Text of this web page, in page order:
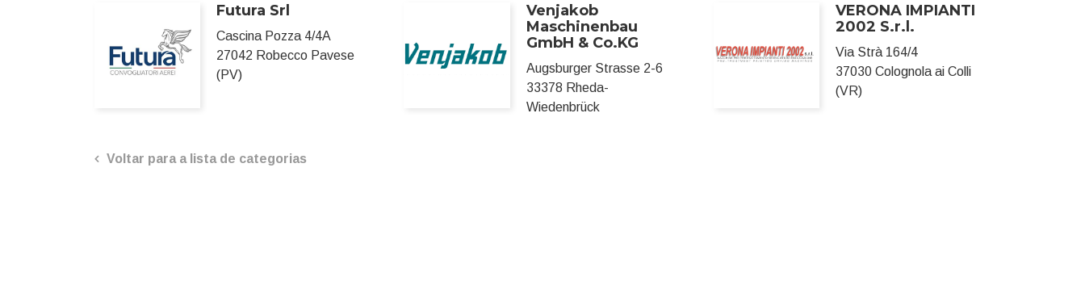
Futura Srl
Cascina Pozza 4/4A
27042 Robecco Pavese
(PV)
Venjakob
Maschinenbau
GmbH & Co.KG
Augsburger Strasse 2-6
33378 Rheda-
Wiedenbrück
VERONA IMPIANTI
2002 S.r.l.
Via Strà 164/4
37030 Colognola ai Colli
(VR)
Voltar para a lista de categorias